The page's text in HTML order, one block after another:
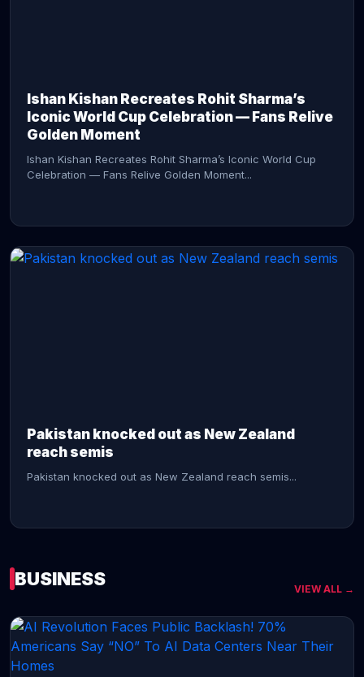
Ishan Kishan Recreates Rohit Sharma’s
Iconic World Cup Celebration — Fans Relive
Golden Moment
Ishan Kishan Recreates Rohit Sharma’s Iconic World Cup
Celebration — Fans Relive Golden Moment...
Pakistan knocked out as New Zealand
reach semis
Pakistan knocked out as New Zealand reach semis...
CONTINUE READING →
BUSINESS VIEW ALL →